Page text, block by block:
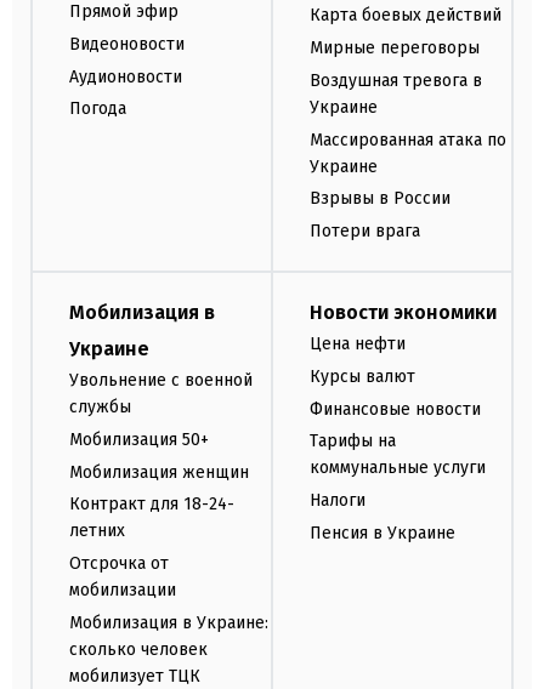
Прямой эфир
Видеоновости
Аудионовости
Погода
Карта боевых действий
Мирные переговоры
Воздушная тревога в
Украине
Массированная атака по
Украине
Взрывы в России
Потери врага
Мобилизация в
Украине
Увольнение с военной
службы
Мобилизация 50+
Мобилизация женщин
Контракт для 18-24-
летних
Отсрочка от
мобилизации
Мобилизация в Украине:
сколько человек
мобилизует ТЦК
Новости экономики
Цена нефти
Курсы валют
Финансовые новости
Тарифы на
коммунальные услуги
Налоги
Пенсия в Украине